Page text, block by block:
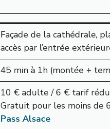
Façade de la cathédrale,
accès par l’entrée
45 min à 1h (montée +
10 € adulte / 6 € tarif
Gratuit pour les moins de
Pass Alsace